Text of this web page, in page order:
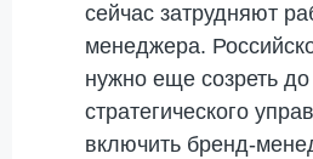
сейчас затрудняют
менеджера.
нужно еще созреть до
стратегического
включить бренд-